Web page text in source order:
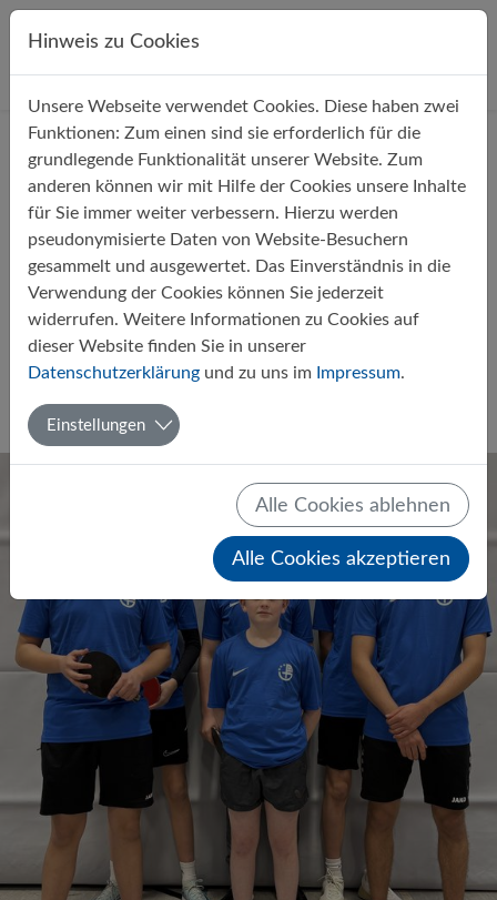
Direkt zur Hauptnavigation springen
Direkt zum Inhalt springen
StartseiteÜber uns Aktuelles
U18-Tischtennismannschaft
überzeugt beim
Bezirksvorentscheid 2025 im
Saterland
Von Harry Hecht 06.12.2025
Hinweis zu Cookies
Unsere Webseite verwendet Cookies. Diese haben zwei
Funktionen: Zum einen sind sie erforderlich für die
grundlegende Funktionalität unserer Website. Zum
anderen können wir mit Hilfe der Cookies unsere Inhalte
für Sie immer weiter verbessern. Hierzu werden
pseudonymisierte Daten von Website-Besuchern
gesammelt und ausgewertet. Das Einverständnis in die
Verwendung der Cookies können Sie jederzeit
widerrufen. Weitere Informationen zu Cookies auf
dieser Website finden Sie in unserer
Datenschutzerklärung und zu uns im Impressum.
Einstellungen
Alle Cookies ablehnen
Alle Cookies akzeptieren